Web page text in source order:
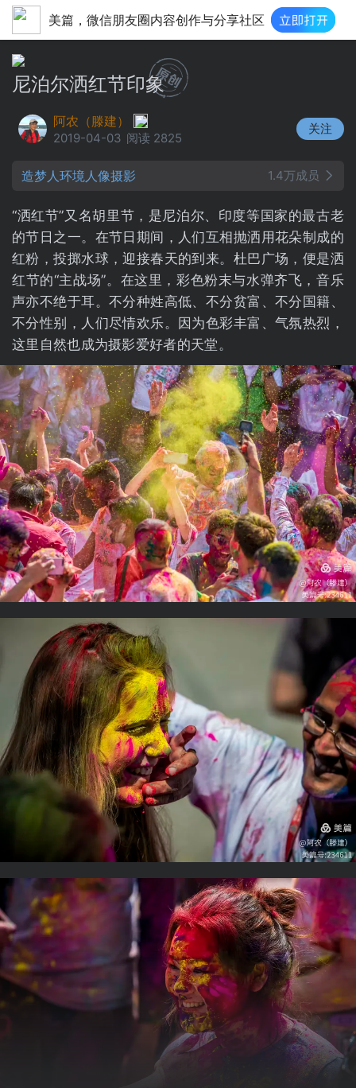
美篇，微信朋友圈内容创作与分享社区
尼泊尔洒红节印象
阿农（滕建）
2019-04-03 阅读 2825
关注
造梦人环境人像摄影 1.4万成员
“洒红节”又名胡里节，是尼泊尔、印度等国家的最古老
的节日之一。在节日期间，人们互相抛洒用花朵制成的
红粉，投掷水球，迎接春天的到来。杜巴广场，便是洒
红节的“主战场”。在这里，彩色粉末与水弹齐飞，音乐
声亦不绝于耳。不分种姓高低、不分贫富、不分国籍、
不分性别，人们尽情欢乐。因为色彩丰富、气氛热烈，
这里自然也成为摄影爱好者的天堂。